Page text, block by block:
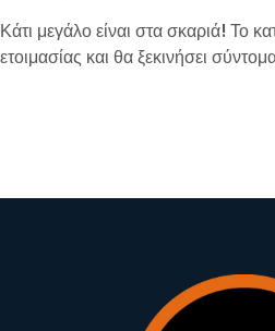
Κάτι μεγάλο είναι στα σκαριά! Το
ετοιμασίας και θα ξεκινήσει